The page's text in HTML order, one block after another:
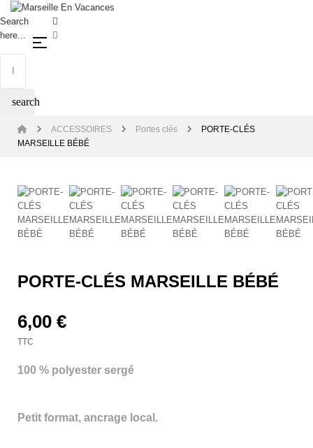
Search
here...
search
Basculer la navigation
☰
ACCESSOIRES Portes clés
PORTE-CLÉS
MARSEILLE BÉBÉ
PORTE-CLÉS MARSEILLE BÉBÉ
6,00 €
TTC
100 % polyester sergé
Petit format, ancrage local.